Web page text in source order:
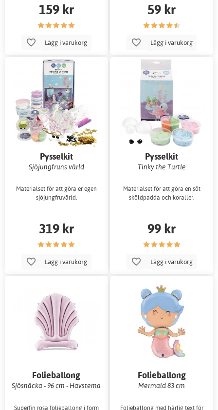
159 kr
Lägg i varukorg
59 kr
Lägg i varukorg
Pysselkit
Sjöjungfruns värld
Materialset för att göra er egen
sjöjungfruvärld.
319 kr
Lägg i varukorg
Pysselkit
Tinky the Turtle
Materialset för att göra en söt
sköldpadda och koraller.
99 kr
Lägg i varukorg
Folieballong
Sjösnäcka - 96 cm - Havstema
Superfin rosa folieballong i form
Folieballong
Mermaid 83 cm
Folieballong med härlig text för